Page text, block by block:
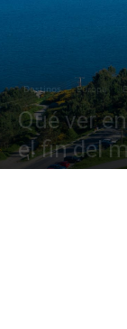
Destinos Europa
Qué ver
el fin del